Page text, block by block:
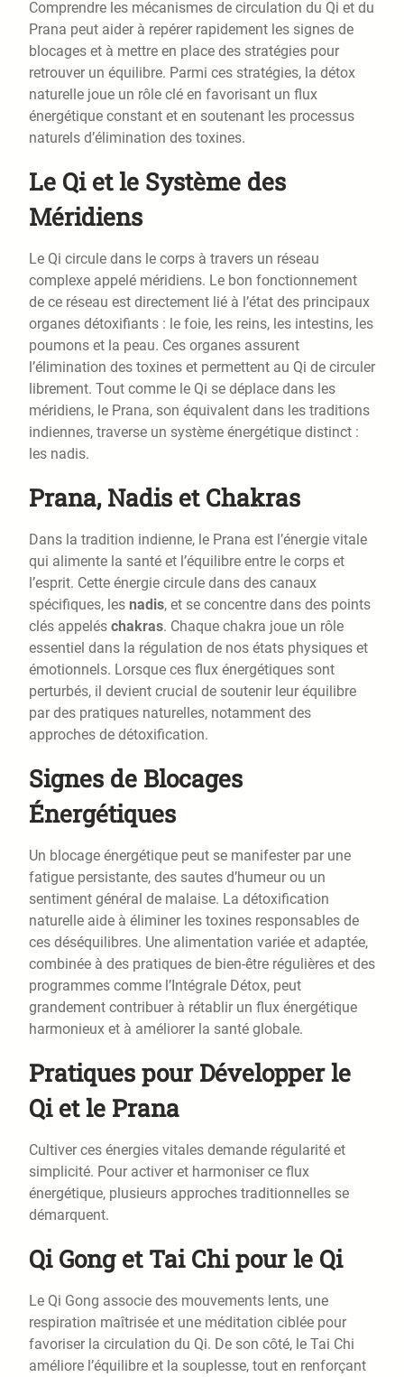
Comprendre les mécanismes de circulation du Qi et du
Prana peut aider à repérer rapidement les signes de
blocages et à mettre en place des stratégies pour
retrouver un équilibre. Parmi ces stratégies, la détox
naturelle joue un rôle clé en favorisant un flux
énergétique constant et en soutenant les processus
naturels d’élimination des toxines.
Le Qi et le Système des
Méridiens
Le Qi circule dans le corps à travers un réseau
complexe appelé méridiens. Le bon fonctionnement
de ce réseau est directement lié à l’état des principaux
organes détoxifiants : le foie, les reins, les intestins, les
poumons et la peau. Ces organes assurent
l’élimination des toxines et permettent au Qi de circuler
librement. Tout comme le Qi se déplace dans les
méridiens, le Prana, son équivalent dans les traditions
indiennes, traverse un système énergétique distinct :
les nadis.
Prana, Nadis et Chakras
Dans la tradition indienne, le Prana est l’énergie vitale
qui alimente la santé et l’équilibre entre le corps et
l’esprit. Cette énergie circule dans des canaux
spécifiques, les nadis, et se concentre dans des points
clés appelés chakras. Chaque chakra joue un rôle
essentiel dans la régulation de nos états physiques et
émotionnels. Lorsque ces flux énergétiques sont
perturbés, il devient crucial de soutenir leur équilibre
par des pratiques naturelles, notamment des
approches de détoxification.
Signes de Blocages
Énergétiques
Un blocage énergétique peut se manifester par une
fatigue persistante, des sautes d’humeur ou un
sentiment général de malaise. La détoxification
naturelle aide à éliminer les toxines responsables de
ces déséquilibres. Une alimentation variée et adaptée,
combinée à des pratiques de bien-être régulières et des
programmes comme l’Intégrale Détox, peut
grandement contribuer à rétablir un flux énergétique
harmonieux et à améliorer la santé globale.
Pratiques pour Développer le
Qi et le Prana
Cultiver ces énergies vitales demande régularité et
simplicité. Pour activer et harmoniser ce flux
énergétique, plusieurs approches traditionnelles se
démarquent.
Qi Gong et Tai Chi pour le Qi
Le Qi Gong associe des mouvements lents, une
respiration maîtrisée et une méditation ciblée pour
favoriser la circulation du Qi. De son côté, le Tai Chi
améliore l’équilibre et la souplesse, tout en renforçant